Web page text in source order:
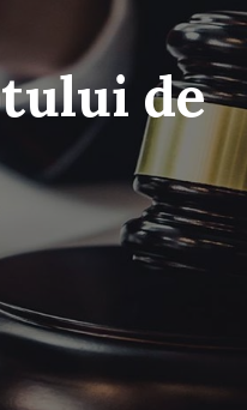
de